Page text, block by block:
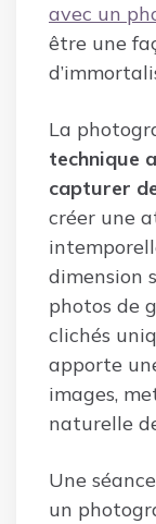
avec un
être une
La
technique
capturer
créer une
dimension
photos de
clichés
apporte
images,
naturelle
Une
un